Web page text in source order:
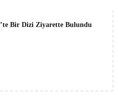
Bir Dizi Ziyarette Bulundu